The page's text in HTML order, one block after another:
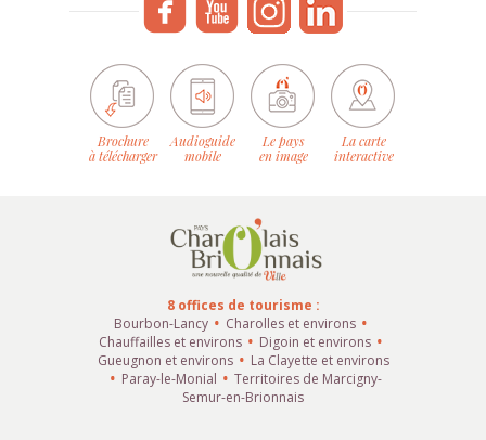
Brochure
à télécharger
Audioguide
mobile
Le pays
en image
La carte
interactive
8 offices de tourisme :
Bourbon-Lancy
Charolles et environs
Chauffailles et environs
Digoin et environs
Gueugnon et environs
La Clayette et environs
Paray-le-Monial
Territoires de Marcigny-
Semur-en-Brionnais